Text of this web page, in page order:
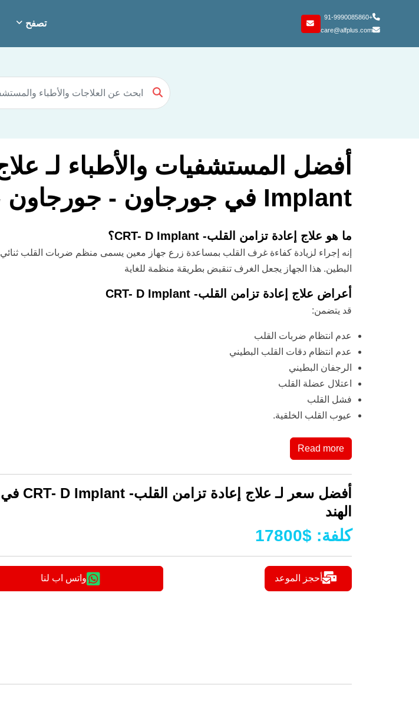
+91-9990085860
care@alfplus.com
تصفح
Implant في جورجاون - جورجاون ، الهند
ما هو علاج إعادة تزامن القلب- CRT- D Implant؟
إنه إجراء لزيادة كفاءة غرف القلب بمساعدة زرع جهاز معين يسمى منظم ضربات القلب ثنائي
البطين. هذا الجهاز يجعل الغرف تنقبض بطريقة منظمة للغاية
أعراض علاج إعادة تزامن القلب- CRT- D Implant
قد يتضمن:
عدم انتظام ضربات القلب
عدم انتظام دقات القلب البطيني
الرجفان البطيني
اعتلال عضلة القلب
فشل القلب
عيوب القلب الخلقية.
Read more
أفضل سعر لـ علاج إعادة تزامن القلب- CRT- D Implant في
الهند
كلفة:
$
17800
أحجز الموعد واتس اب لنا